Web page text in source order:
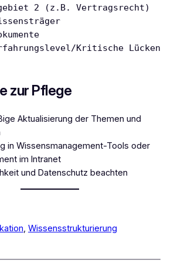
2 (z.B. Vertragsrecht)
Kritische Lücken
zur Pflege
Aktualisierung der Themen und
in Wissensmanagement-Tools oder
im Intranet
und Datenschutz beachten
, Wissensstrukturierung